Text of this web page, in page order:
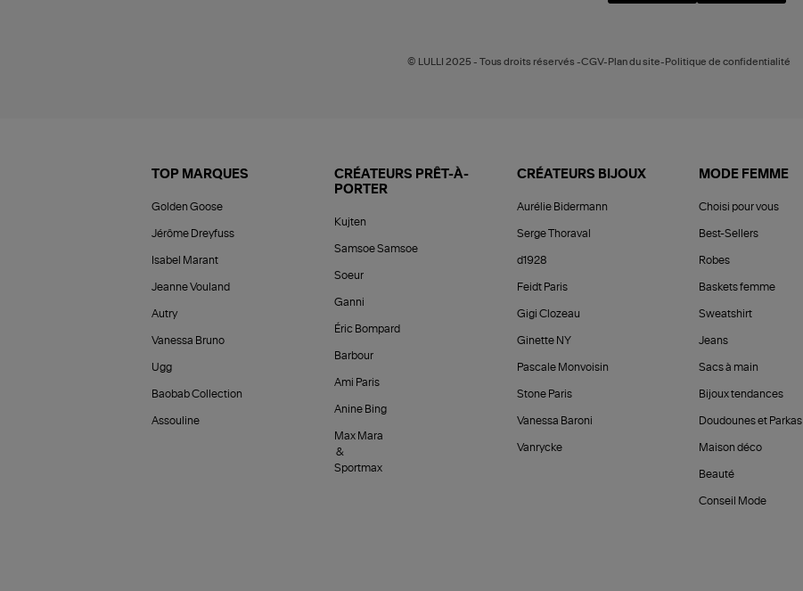
© LULLI 2025 - Tous droits réservés -CGV-Plan du site-Politique de confidentialité
TOP MARQUES
Golden Goose
Jérôme Dreyfuss
Isabel Marant
Jeanne Vouland
Autry
Vanessa Bruno
Ugg
Baobab Collection
Assouline
CRÉATEURS PRÊT-À-
PORTER
Kujten
Samsoe Samsoe
Soeur
Ganni
Éric Bompard
Barbour
Ami Paris
Anine Bing
Max Mara
&
Sportmax
CRÉATEURS BIJOUX
Aurélie Bidermann
Serge Thoraval
d1928
Feidt Paris
Gigi Clozeau
Ginette NY
Pascale Monvoisin
Stone Paris
Vanessa Baroni
Vanrycke
MODE FEMME
Choisi pour vous
Best-Sellers
Robes
Baskets femme
Sweatshirt
Jeans
Sacs à main
Bijoux tendances
Doudounes et Parkas
Maison déco
Beauté
Conseil Mode